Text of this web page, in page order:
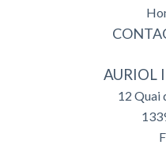
AURIOL
12 Quai